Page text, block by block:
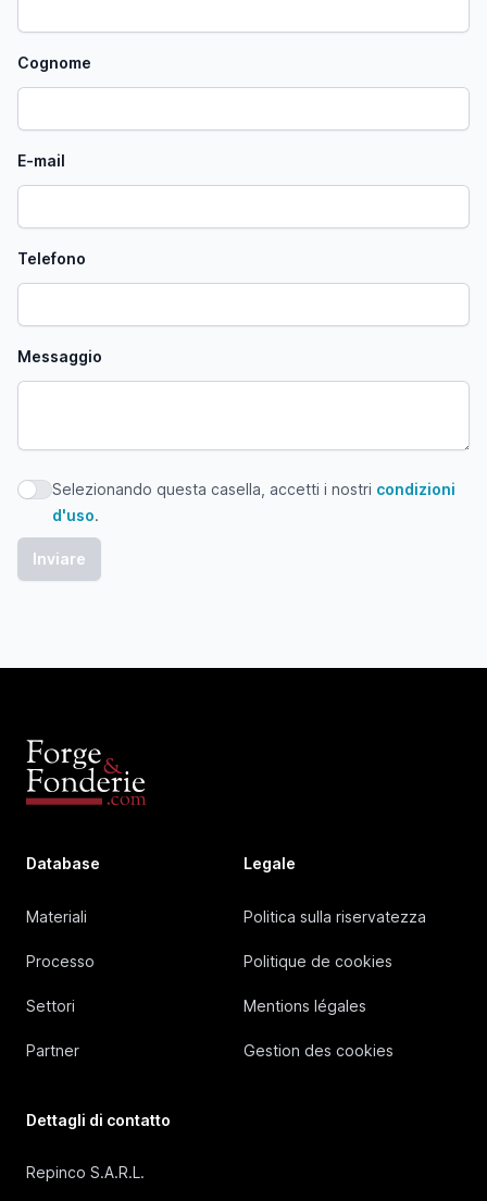
Cognome
E-mail
Telefono
Messaggio
Selezionando questa casella, accetti i nostri condizioni
Selezionando questa casella, accetti i nostri condizioni
d'uso.
Database
Materiali
Processo
Settori
Partner
Legale
Politica sulla riservatezza
Politique de cookies
Mentions légales
Gestion des cookies
Dettagli di contatto
Repinco S.A.R.L.